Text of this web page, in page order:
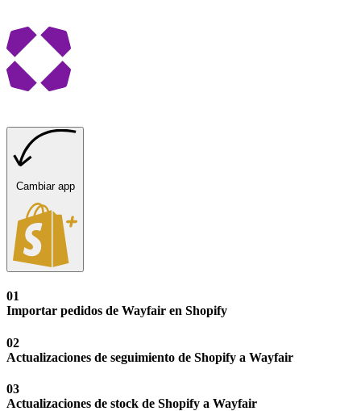
Cambiar app
01
Importar pedidos de Wayfair en Shopify
02
Actualizaciones de seguimiento de Shopify a Wayfair
03
Actualizaciones de stock de Shopify a Wayfair